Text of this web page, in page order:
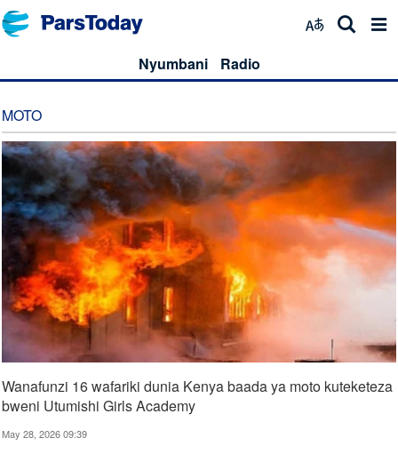
Nyumbani Radio
MOTO
Wanafunzi 16 wafariki dunia Kenya baada ya moto kuteketeza
bweni Utumishi Girls Academy
May 28, 2026 09:39